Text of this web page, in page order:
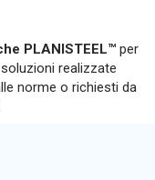
PLANISTEEL™ per
realizzate
norme o richiesti da